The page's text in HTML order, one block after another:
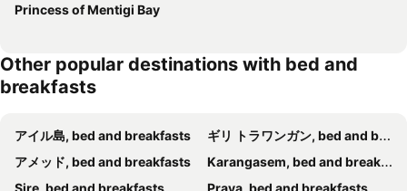
Princess of Mentigi Bay
Other popular destinations with bed and
breakfasts
アイル島, bed and breakfasts
ギリ トラワンガン, bed and breakfasts
アメッド, bed and breakfasts
Karangasem, bed and breakfasts
Sire, bed and breakfasts
Praya, bed and breakfasts